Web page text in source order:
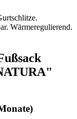
Wärmeregulierend.